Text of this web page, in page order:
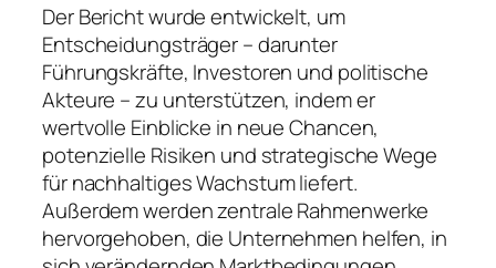
Der Bericht wurde entwickelt, um
Entscheidungsträger – darunter
Führungskräfte, Investoren und politische
Akteure – zu unterstützen, indem er
wertvolle Einblicke in neue Chancen,
potenzielle Risiken und strategische Wege
für nachhaltiges Wachstum liefert.
Außerdem werden zentrale Rahmenwerke
hervorgehoben, die Unternehmen helfen, in